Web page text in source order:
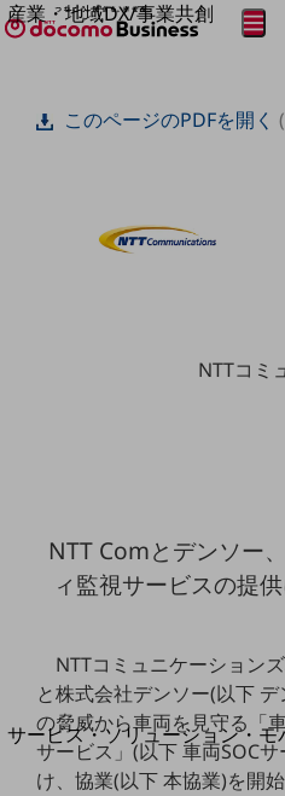
産業・地域DX/事業共創
OPEN HUB for Plural Futures
OPEN HUB for Plural Futuresとは
Smart World
地域経済のさらなる活性化に取り組みます
自治体・地域社会との共創
LGPF(Local Government Platform)
別ウィンドウで開きます
サービス・ソリューション・モ
サービス・ソリューションTOP
メニ
開く
フリーワードを入力して探す
フリーワードでNTTドコモビジネスの
このページのPDFを開く
NTTコミ
NTT Comとデンソー
ィ監視サービスの提
NTTコミュニケーション
と株式会社デンソー(以下
の脅威から車両を見守る「
サービス」(以下 車両SOC
け、協業(以下 本協業)を開始